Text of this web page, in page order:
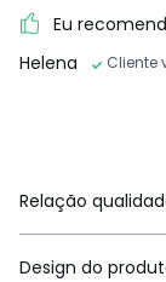
Eu
Helena
Cliente
Relação
Design do